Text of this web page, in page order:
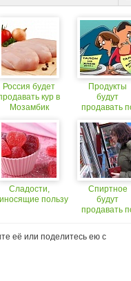
Россия будет
кур в
Мозамбик
Сладости,
пользу
Продукты
будут
продавать
Спиртное
будут
продавать
её или поделитесь ею с